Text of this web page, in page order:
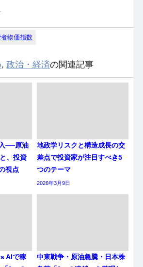
物価指数
, 政治・経済の関連記事
──原油
、投資
視点
地政学リスクと構造成長の交
差点で投資家が注目すべき5
つのテーマ
2026年3月9日
AIで稼
中東戦争・原油急騰・日本株